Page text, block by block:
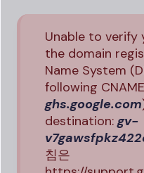
Unable to
the domain
Name System
following
ghs.google.com
destination: gv-
침은